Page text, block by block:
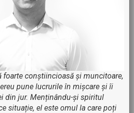
foarte conștiincioasă și muncitoare,
pune lucrurile în mișcare și îi
din jur. Menținându-și spiritul
situație, el este omul la care poți